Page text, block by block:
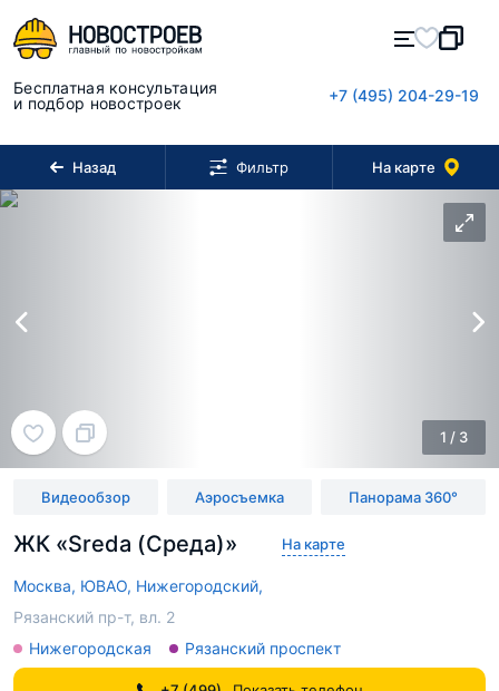
Бесплатная консультация
и подбор новостроек
+7 (495) 204-29-19
Назад Фильтр На карте
ЖК «Sreda (Среда)» На карте
Москва, ЮВАО, Нижегородский,
Рязанский пр-т, вл. 2
Нижегородская
Рязанский проспект
Видеообзор Аэросъемка Панорама 360°
1 / 3